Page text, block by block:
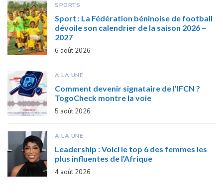
SPORTS
Sport : La Fédération béninoise de football
dévoile son calendrier de la saison 2026 –
2027
6 août 2026
A LA UNE
Comment devenir signataire de l’IFCN ?
TogoCheck montre la voie
5 août 2026
A LA UNE
Leadership : Voici le top 6 des femmes les
plus influentes de l’Afrique
4 août 2026